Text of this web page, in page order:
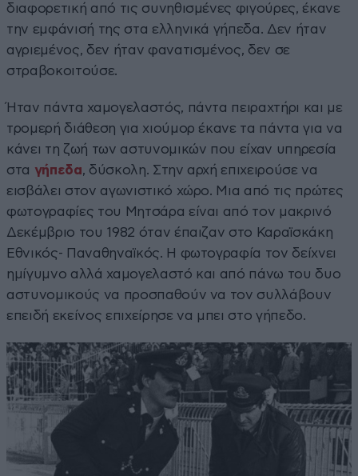
διαφορετική από τις συνηθισμένες φιγούρες, έκανε
την εμφάνισή της στα ελληνικά γήπεδα. Δεν ήταν
αγριεμένος, δεν ήταν φανατισμένος, δεν σε
στραβοκοιτούσε.
Ήταν πάντα χαμογελαστός, πάντα πειραχτήρι και με
τρομερή διάθεση για χιούμορ έκανε τα πάντα για να
κάνει τη ζωή των αστυνομικών που είχαν υπηρεσία
στα γήπεδα, δύσκολη. Στην αρχή επιχειρούσε να
εισβάλει στον αγωνιστικό χώρο. Μια από τις πρώτες
φωτογραφίες του Μητσάρα είναι από τον μακρινό
Δεκέμβριο του 1982 όταν έπαιζαν στο Καραϊσκάκη
Εθνικός- Παναθηναϊκός. Η φωτογραφία τον δείχνει
ημίγυμνο αλλά χαμογελαστό και από πάνω του δυο
αστυνομικούς να προσπαθούν να τον συλλάβουν
επειδή εκείνος επιχείρησε να μπει στο γήπεδο.